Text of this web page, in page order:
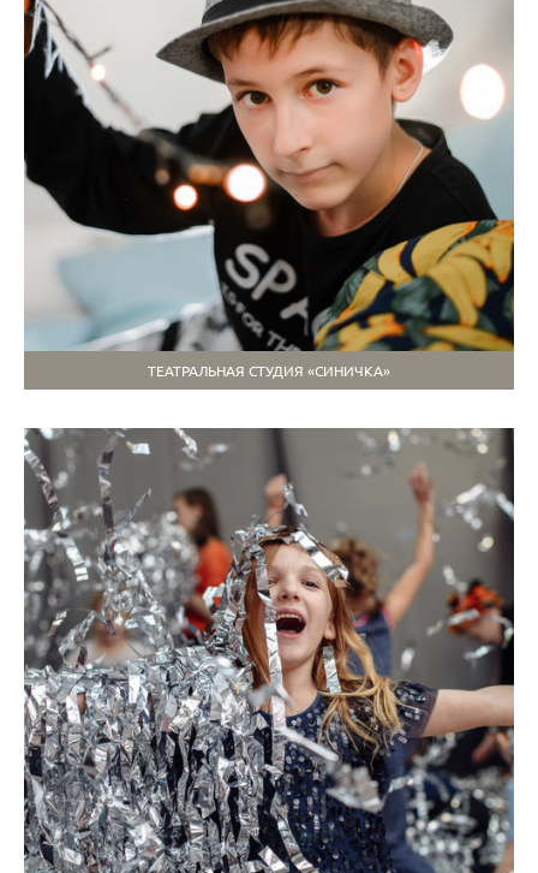
ТЕАТРАЛЬНАЯ СТУДИЯ «СИНИЧКА»